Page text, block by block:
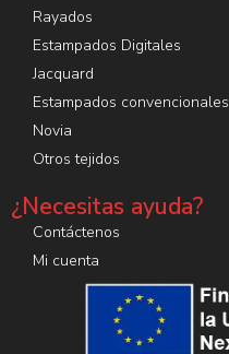
Rayados
Estampados Digitales
Jacquard
Estampados convencionales
Novia
Otros tejidos
¿Necesitas ayuda?
Contáctenos
Mi cuenta